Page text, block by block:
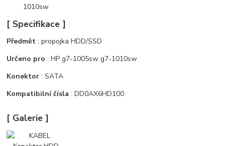
[ Specifikace ]
Předmět : propojka HDD/SSD
Určeno pro : HP g7-1005sw g7-1010sw
Konektor : SATA
Kompatibilní čísla : DD0AX6HD100
[ Galerie ]